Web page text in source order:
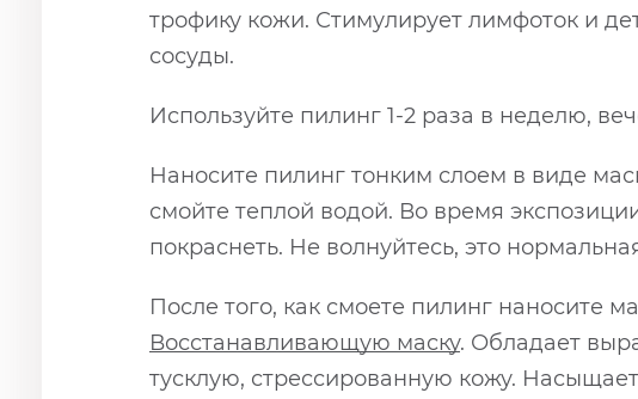
трофику кожи. Стимулирует лимфоток и
сосуды.
Используйте пилинг 1-2 раза в неделю,
Наносите пилинг тонким слоем в виде
смойте теплой водой. Во время
покраснеть. Не волнуйтесь, это
После того, как смоете пилинг наносите
Восстанавливающую маску. Обладает
тусклую, стрессированную кожу.